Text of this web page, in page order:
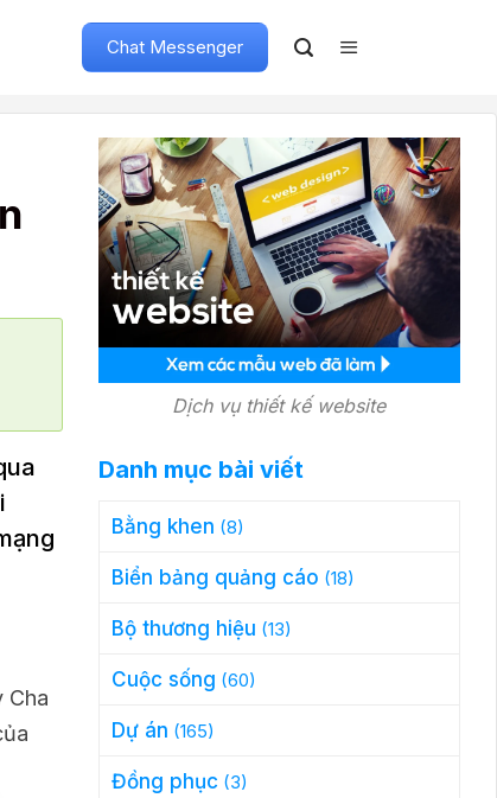
Chat Messenger
Cha
Dịch vụ thiết kế website
Danh mục bài viết
Bằng khen (8)
Biển bảng quảng cáo (18)
Bộ thương hiệu (13)
Cuộc sống (60)
Dự án (165)
Đồng phục (3)